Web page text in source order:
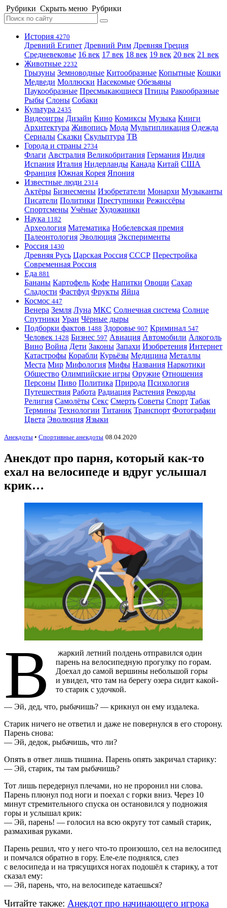
Рубрики Скрыть меню Рубрики
История 4270
Древний Египет Древний Рим Древняя Греция
Средневековье 16 век 17 век 18 век 19 век 20 век 21 век
Животные 2232
Грызуны Земноводные Китообразные Копытные Кошки
Медведи Моллюски Насекомые Обезьяны
Паукообразные Пресмыкающиеся Птицы Ракообразные
Рыбы Слоны Собаки
Культура 2435
Видеоигры Дизайн Кино Комиксы Музыка Книги
Архитектура Живопись Мода Мультипликация Одежда
Сериалы Сказки Скульптура ТВ
Города и страны 2734
Флаги Австралия Великобритания Германия Индия
Испания Италия Нидерланды Канада Китай США
Франция Южная Корея Япония
Известные люди 2314
Актёры Бизнесмены Изобретатели Монархи Музыканты
Писатели Политики Преступники Режиссёры
Спортсмены Учёные Художники
Наука 1182
Археология Математика Нобелевская премия
Палеонтология Эволюция Эксперименты
Россия 1430
Древняя Русь Царская Россия СССР Перестройка
Современная Россия
Еда 881
Бананы Картофель Кофе Напитки Овощи Сахар
Сладости Фастфуд Фрукты Яйца
Космос 447
Венера Земля Луна МКС Солнечная система Солнце
Спутники Уран Чёрные дыры
Подборки фактов 1488 Здоровье 907 Криминал 547
Человек 1428 Бизнес 597 Авиация Автомобили Алкоголь
Вино Война Дети Законы Запахи Изобретения Интернет
Катастрофы Корабли Курьёзы Медицина Металлы
Места Мир Мифология Мифы Названия Наркотики
Общество Олимпийские игры Оружие Отношения
Персоны Пиво Политика Природа Психология
Путешествия Работа Радиация Растения Рекорды
Религия Самолёты Секс Смерть Советы Спорт Табак
Термины Технологии Титаник Транспорт Фотографии
Цвета Эволюция Языки
Анекдоты • Спортивные анекдоты 08.04.2020
Анекдот про парня, который как-то
ехал на велосипеде и вдруг услышал
крик…
В
жаркий летний полдень отправился один
парень на велосипедную прогулку по горам.
Доехал до самой вершины небольшой горы
и увидел, что там на берегу озера сидит какой-
то старик с удочкой.
— Эй, дед, что, рыбачишь? — крикнул он ему издалека.
Старик ничего не ответил и даже не повернулся в его сторону.
Парень снова:
— Эй, дедок, рыбачишь, что ли?
Опять в ответ лишь тишина. Парень опять закричал старику:
— Эй, старик, ты там рыбачишь?
Тот лишь передернул плечами, но не проронил ни слова.
Парень плюнул под ноги и поехал с горки вниз. Через 10
минут стремительного спуска он остановился у подножия
горы и услышал крик:
— Эй, парень! — голосил на всю округу тот самый старик,
размахивая руками.
Парень решил, что у него что-то произошло, сел на велосипед
и помчался обратно в гору. Еле-еле поднялся, слез
с велосипеда и на трясущихся ногах подошёл к старику, а тот
сказал ему:
— Эй, парень, что, на велосипеде катаешься?
Читайте также: Анекдот про начинающего игрока